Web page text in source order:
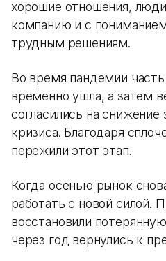
хорошие отношения,
компанию и с
трудным решениям.
Во время пандемии
временно ушла, а затем
согласились на снижение
кризиса. Благодаря
пережили этот этап.
Когда осенью рынок
работать с новой силой.
восстановили
через год вернулись к